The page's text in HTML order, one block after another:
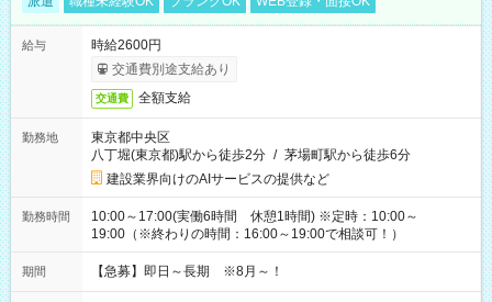
給与
時給2600円
交通費別途支給あり
交通費 全額支給
勤務地
東京都中央区
八丁堀(東京都)駅から徒歩2分 / 茅場町駅から徒歩6分
建設業界向けのAIサービスの提供など
勤務時間
10:00～17:00(実働6時間 休憩1時間) ※定時：10:00～
19:00（※終わりの時間：16:00～19:00で相談可！）
期間 【急募】即日～長期 ※8月～！